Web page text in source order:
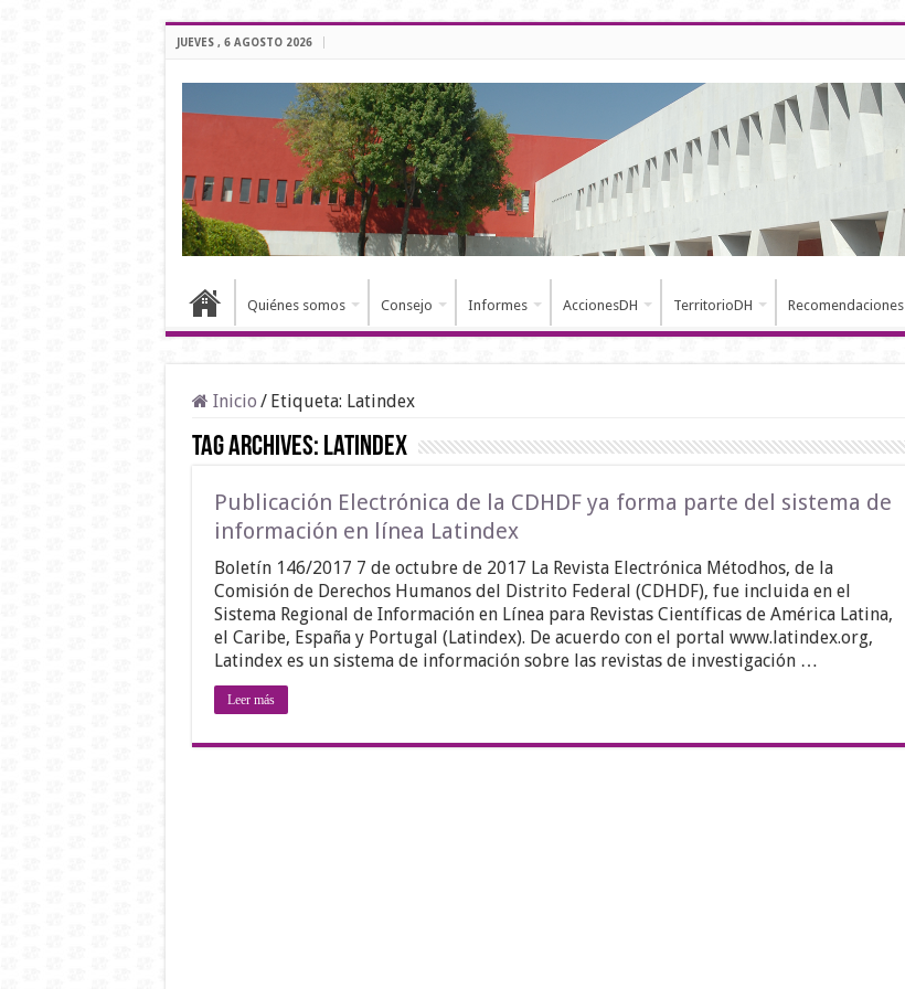
JUEVES , 6 AGOSTO 2026
Quiénes somos Consejo Informes AccionesDH TerritorioDH Recomendaciones
Inicio / Etiqueta: Latindex
Tag Archives: Latindex
Publicación Electrónica de la CDHDF ya forma parte del sistema de
información en línea Latindex
Boletín 146/2017 7 de octubre de 2017 La Revista Electrónica Métodhos, de la
Comisión de Derechos Humanos del Distrito Federal (CDHDF), fue incluida en el
Sistema Regional de Información en Línea para Revistas Científicas de América Latina,
el Caribe, España y Portugal (Latindex). De acuerdo con el portal www.latindex.org,
Latindex es un sistema de información sobre las revistas de investigación …
Leer más